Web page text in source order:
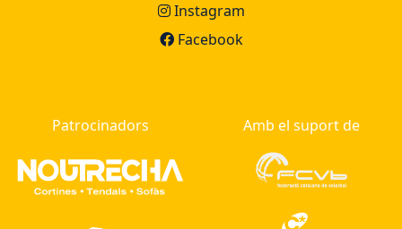
Instagram
Facebook
Patrocinadors Amb el suport de